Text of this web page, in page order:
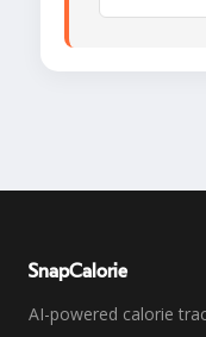
SnapCalorie
AI-powered calorie